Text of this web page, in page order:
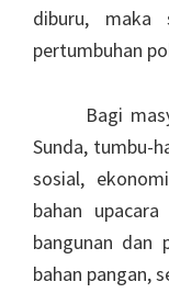
diburu, maka
pertumbuhan
Bagi
Sunda, tumbu-
sosial,
bahan
bangunan dan
bahan pangan,